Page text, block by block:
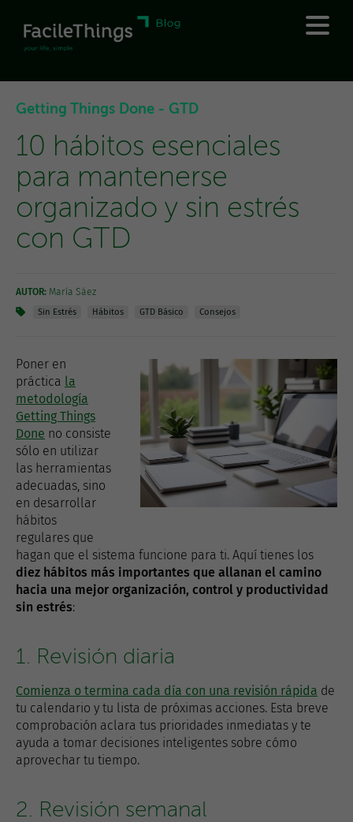
Getting Things Done - GTD
10 hábitos esenciales
para mantenerse
organizado y sin estrés
con GTD
AUTOR: María Sáez
Sin Estrés Hábitos GTD Básico Consejos
Poner en
práctica la
metodología
Getting Things
Done no consiste
sólo en utilizar
las herramientas
adecuadas, sino
en desarrollar
hábitos
regulares que
hagan que el sistema funcione para ti. Aquí tienes los
diez hábitos más importantes que allanan el camino
hacia una mejor organización, control y productividad
sin estrés:
1. Revisión diaria
Comienza o termina cada día con una revisión rápida de
tu calendario y tu lista de próximas acciones. Esta breve
comprobación aclara tus prioridades inmediatas y te
ayuda a tomar decisiones inteligentes sobre cómo
aprovechar tu tiempo.
2. Revisión semanal